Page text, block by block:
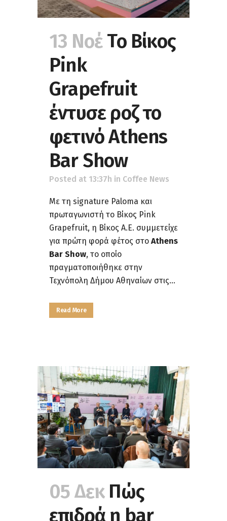
13 ΝοέΤο Βίκος
Pink
Grapefruit
έντυσε ροζ το
φετινό Athens
Bar Show
Posted at 13:37h in Coffee News
Με τη signature Paloma και
πρωταγωνιστή το Βίκος Pink
Grapefruit, η Βίκος Α.Ε. συμμετείχε
για πρώτη φορά φέτος στο Athens
Bar Show, το οποίο
πραγματοποιήθηκε στην
Τεχνόπολη Δήμου Αθηναίων στις...
Read More
05 Δεκ Πώς
επιδρά η bar